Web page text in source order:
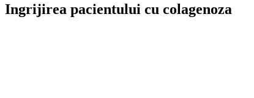
Ingrijirea pacientului cu colagenoza